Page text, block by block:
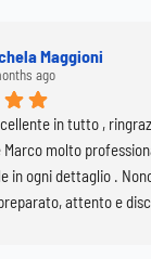
Canali
ago
molto triste Marco
e gentile il suo
così come il suo